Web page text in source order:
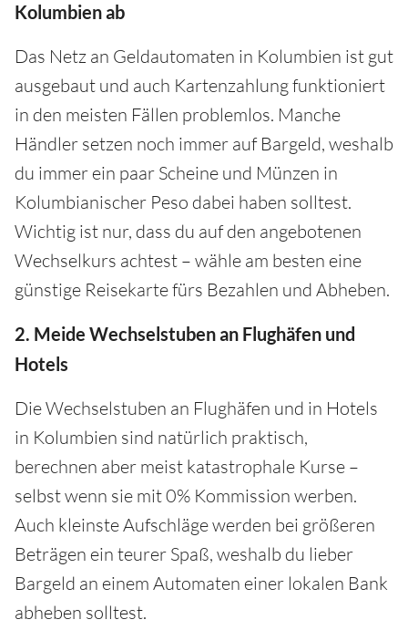
Kolumbien ab
Das Netz an Geldautomaten in Kolumbien ist gut
ausgebaut und auch Kartenzahlung funktioniert
in den meisten Fällen problemlos. Manche
Händler setzen noch immer auf Bargeld, weshalb
du immer ein paar Scheine und Münzen in
Kolumbianischer Peso dabei haben solltest.
Wichtig ist nur, dass du auf den angebotenen
Wechselkurs achtest – wähle am besten eine
günstige Reisekarte fürs Bezahlen und Abheben.
2. Meide Wechselstuben an Flughäfen und
Hotels
Die Wechselstuben an Flughäfen und in Hotels
in Kolumbien sind natürlich praktisch,
berechnen aber meist katastrophale Kurse –
selbst wenn sie mit 0% Kommission werben.
Auch kleinste Aufschläge werden bei größeren
Beträgen ein teurer Spaß, weshalb du lieber
Bargeld an einem Automaten einer lokalen Bank
abheben solltest.